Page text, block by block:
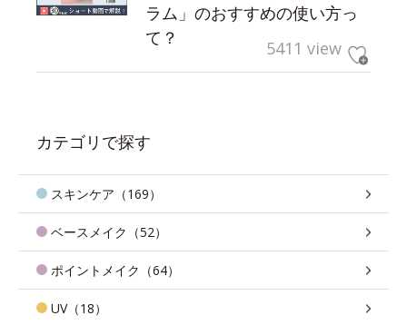
ラム」のおすすめの使い方っ
て？
5411 view
カテゴリで探す
スキンケア（169）
ベースメイク（52）
ポイントメイク（64）
UV（18）